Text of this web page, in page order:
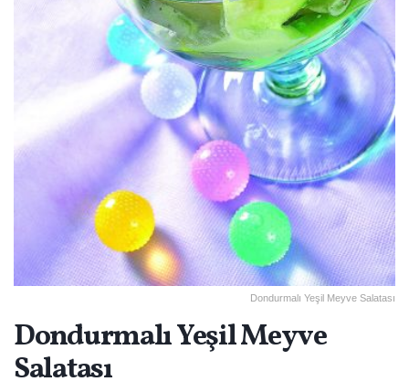
Dondurmalı Yeşil Meyve Salatası
Dondurmalı Yeşil Meyve
Salatası